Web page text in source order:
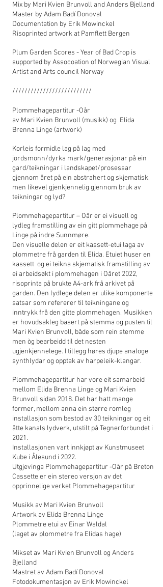
Mix by Mari Kvien Brunvoll and Anders Bjelland
Master by Adam Badí Donoval
Documentation by Erik Mowinckel
Risoprinted artwork at Pamflett Bergen
Plum Garden Scores - Year of Bad Crop is
supported by Assocoation of Norwegian Visual
Artist and Arts council Norway
//////////////////////////
Plommehagepartitur -Oår
av Mari Kvien Brunvoll (musikk) og Elida
Brenna Linge (artwork)
Korleis formidle lag på lag med
jordsmonn/dyrka mark/generasjonar på ein
gard/teikningar i landskapet/prosessar
gjennom året på ein abstrahert og skjematisk,
men likevel gjenkjennelig gjennom bruk av
teikningar og lyd?
Plommehagepartitur – Oår er ei visuell og
lydleg framstilling av ein gitt plommehage på
Linge på indre Sunnmøre.
Den visuelle delen er eit kassett-etui laga av
plommetre frå garden til Elida. Etuiet huser en
kassett og ei teikna skjematisk framstilling av
ei arbeidsøkt i plommehagen i Oåret 2022,
risoprinta på brukte A4-ark frå arkivet på
garden. Den lydlege delen er ulike komponerte
satsar som refererer til teikningane og
inntrykk frå den gitte plommehagen. Musikken
er hovudsakleg basert på stemma og pusten til
Mari Kvien Brunvoll, både som rein stemme
men òg bearbeidd til det nesten
ugjenkjennelege. I tillegg høres djupe analoge
synthlydar og opptak av harpeleik-klangar.
Plommehagepartitur har vore eit samarbeid
mellom Elida Brenna Linge og Mari Kvien
Brunvoll sidan 2018. Det har hatt mange
former, mellom anna ein større romleg
installasjon som bestod av 30 teikningar og eit
åtte kanals lydverk, utstilt på Tegnerforbundet i
2021.
Installasjonen vart innkjøpt av Kunstmuseet
Kube i Ålesund i 2022.
Utgjevinga Plommehagepartitur -Oår på Breton
Cassette er ein stereo versjon av det
opprinnelige verket Plommehagepartitur
Musikk av Mari Kvien Brunvoll
Artwork av Elida Brenna Linge
Plommetre etui av Einar Waldal
(laget av plommetre fra Elidas hage)
Mikset av Mari Kvien Brunvoll og Anders
Bjelland
Mastret av Adam Badí Donoval
Fotodokumentasjon av Erik Mowinckel